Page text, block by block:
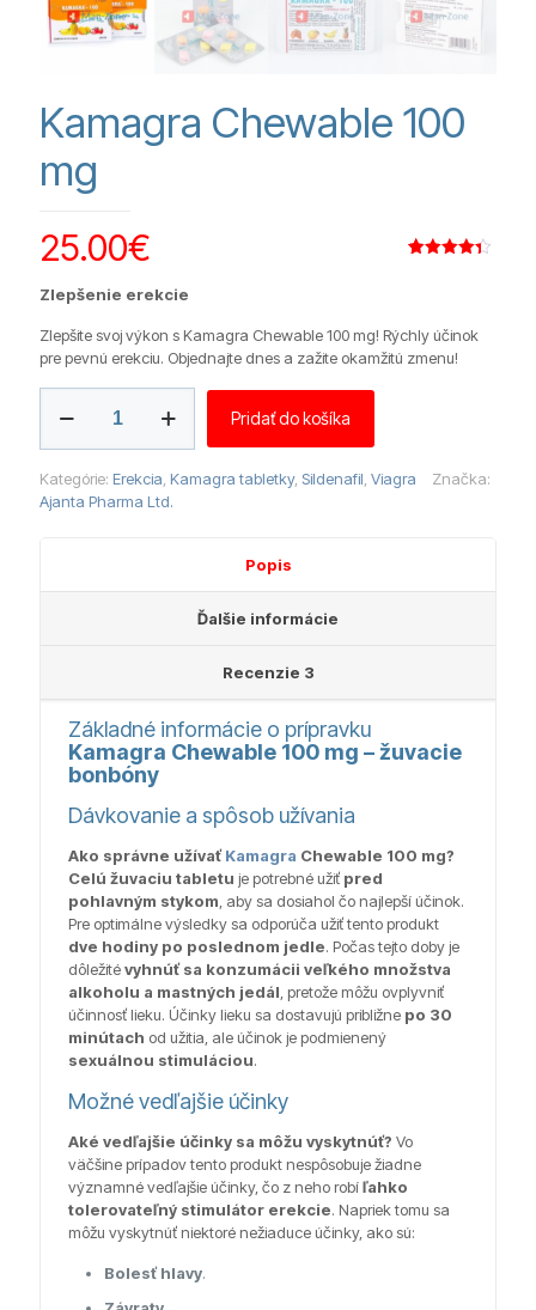
Kamagra Chewable 100
mg
zákazníckych
recenzií
25.00€
Zlepšenie erekcie
Zlepšite svoj výkon s Kamagra Chewable 100 mg! Rýchly účinok
pre pevnú erekciu. Objednajte dnes a zažite okamžitú zmenu!
Kamagra
mg
Pridať do košíka
Kategórie: Erekcia Kamagra tabletky, Sildenafil Viagra
Značka:
Ajanta Pharma Ltd.
Popis
Ďalšie informácie
Recenzie 3
Základné informácie o prípravku
Kamagra Chewable 100 mg – žuvacie
bonbóny
Dávkovanie a spôsob užívania
Ako správne užívaťKamagra Chewable 100 mg?
Celú žuvaciu tabletu je potrebné užiť pred
pohlavným stykom , aby sa dosiahol čo najlepší účinok.
Pre optimálne výsledky sa odporúča užiť tento produkt
dve hodiny po poslednom jedle. Počas tejto doby je
dôležitévyhnúť sa konzumácii veľkého množstva
alkoholu a mastných jedál , pretože môžu ovplyvniť
účinnosť lieku. Účinky lieku sa dostavujú približne po 30
minútach od užitia, ale účinok je podmienený
sexuálnou stimuláciou.
Možné vedľajšie účinky
Aké vedľajšie účinky sa môžu vyskytnúť? Vo
väčšine prípadov tento produkt nespôsobuje žiadne
významné vedľajšie účinky, čo z neho robíľahko
tolerovateľný stimulátor erekcie. Napriek tomu sa
môžu vyskytnúť niektoré nežiaduce účinky, ako sú:
Bolesť hlavy.